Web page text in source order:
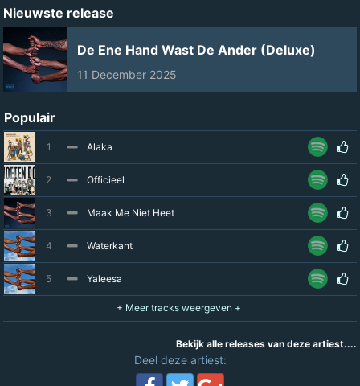
Nieuwste release
De Ene Hand Wast De Ander (Deluxe)
11 December 2025
Populair
1 Alaka
2 Officieel
3 Maak Me Niet Heet
4 Waterkant
5 Yaleesa
Bekijk alle releases van deze artiest....
Deel deze artiest: